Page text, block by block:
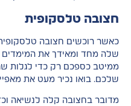
חצובה טלסקופית
כאשר רוכשים חצובה
שלה מחד ומאידך את המימדים
ממיטב כספכם רק כדי לגלות
שלכם. בואו נכיר מעט את
מדובר בחצובה קלה לנשיאה